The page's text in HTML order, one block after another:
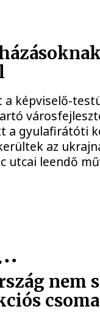
a képviselő-
a gyulafirátóti
az
utcai leendő
nem